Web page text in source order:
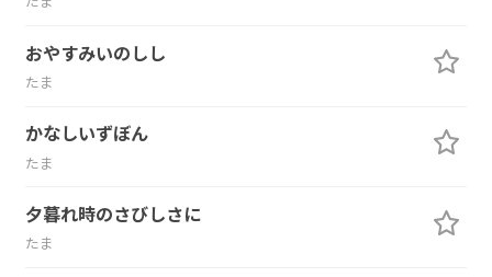
おやすみいのしし
たま
かなしいずぼん
たま
夕暮れ時のさびしさに
たま